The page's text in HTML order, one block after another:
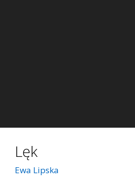
Lęk
Ewa Lipska